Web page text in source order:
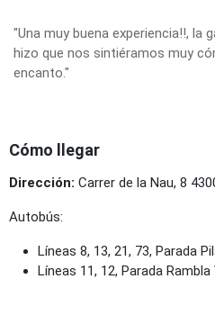
"Una muy buena experiencia!!, la
hizo que nos sintiéramos muy
encanto."
Cómo llegar
Dirección: Carrer de la Nau, 8
Autobús:
Líneas 8, 13, 21, 73, Parada
Líneas 11, 12, Parada Rambla